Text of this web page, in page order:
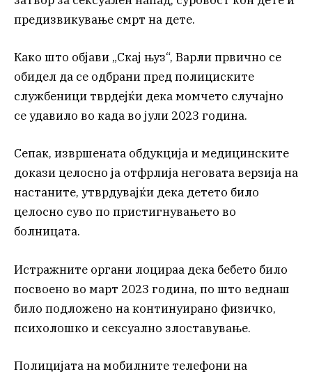
предизвикување смрт на дете.
Како што објави „Скај њуз“, Варли првично се
обидел да се одбрани пред полициските
службеници тврдејќи дека момчето случајно
се удавило во када во јули 2023 година.
Сепак, извршената обдукција и медицинските
докази целосно ја отфрлија неговата верзија на
настаните, утврдувајќи дека детето било
целосно суво по пристигнувањето во
болницата.
Истражните органи лоцираа дека бебето било
посвоено во март 2023 година, по што веднаш
било подложено на континуирано физичко,
психолошко и сексуално злоставување.
Полицијата на мобилните телефони на